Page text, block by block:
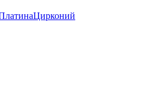
Цирконий